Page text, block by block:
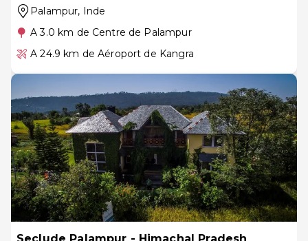
Palampur, Inde
A 3.0 km de Centre de Palampur
A 24.9 km de Aéroport de Kangra